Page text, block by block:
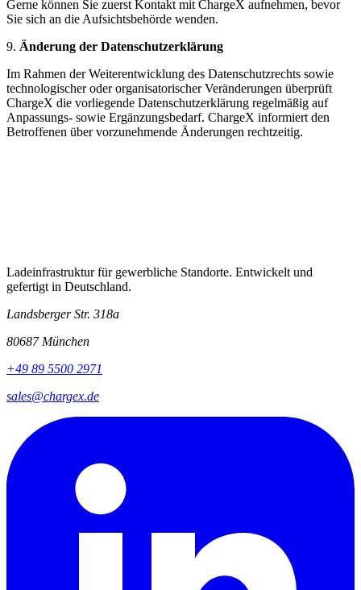
Gerne können Sie zuerst Kontakt mit ChargeX aufnehmen, bevor
Sie sich an die Aufsichtsbehörde wenden.
9. Änderung der Datenschutzerklärung
Im Rahmen der Weiterentwicklung des Datenschutzrechts sowie
technologischer oder organisatorischer Veränderungen überprüft
ChargeX die vorliegende Datenschutzerklärung regelmäßig auf
Anpassungs- sowie Ergänzungsbedarf. ChargeX informiert den
Betroffenen über vorzunehmende Änderungen rechtzeitig.
Ladeinfrastruktur für gewerbliche Standorte. Entwickelt und
gefertigt in Deutschland.
Landsberger Str. 318a
80687 München
+49 89 5500 2971
sales@chargex.de